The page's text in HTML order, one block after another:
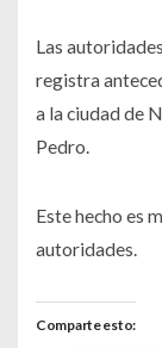
Las
registra
a la ciudad de
Pedro.
Este hecho es
autoridades.
Comparte esto: